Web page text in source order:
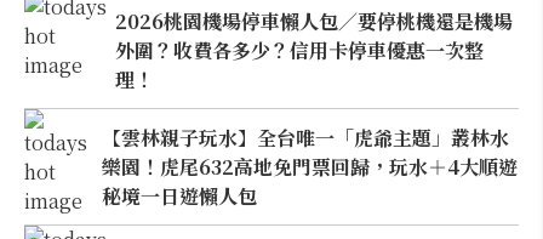
2026桃園機場停車懶人包／要停桃機還是機場
外圍？收費各多少？信用卡停車優惠一次整
理！
【雲林親子玩水】全台唯一「虎爺主題」叢林水
樂園！虎尾632高地免門票回歸，玩水＋4大順遊
秘境一日遊懶人包